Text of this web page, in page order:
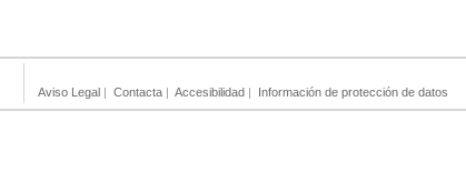
Aviso Legal | Contacta | Accesibilidad | Información de protección de datos